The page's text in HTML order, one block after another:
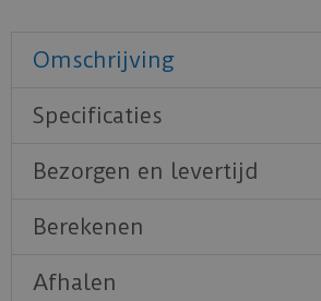
Omschrijving
Specificaties
Bezorgen en levertijd
Berekenen
Afhalen